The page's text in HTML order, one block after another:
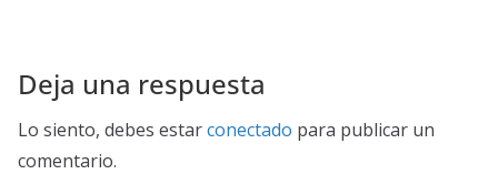
Deja una respuesta
Lo siento, debes estarconectado para publicar un
comentario.